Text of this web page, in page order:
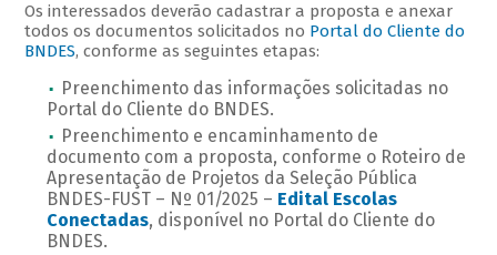
Os interessados deverão cadastrar a proposta e anexar
todos os documentos solicitados no Portal do Cliente do
BNDES, conforme as seguintes etapas:
Preenchimento das informações solicitadas no
Portal do Cliente do BNDES.
Preenchimento e encaminhamento de
documento com a proposta, conforme o Roteiro de
Apresentação de Projetos da Seleção Pública
BNDES-FUST – Nº 01/2025 – Edital Escolas
Conectadas, disponível no Portal do Cliente do
BNDES.